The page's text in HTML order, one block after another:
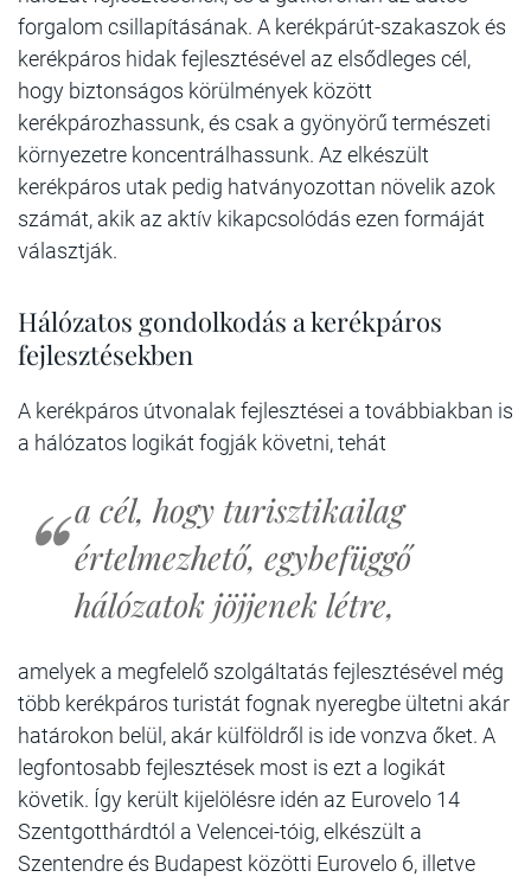
forgalom csillapításának. A kerékpárút-szakaszok és
kerékpáros hidak fejlesztésével az elsődleges cél,
hogy biztonságos körülmények között
kerékpározhassunk, és csak a gyönyörű természeti
környezetre koncentrálhassunk. Az elkészült
kerékpáros utak pedig hatványozottan növelik azok
számát, akik az aktív kikapcsolódás ezen formáját
választják.
Hálózatos gondolkodás a kerékpáros
fejlesztésekben
A kerékpáros útvonalak fejlesztései a továbbiakban is
a hálózatos logikát fogják követni, tehát
a cél, hogy turisztikailag
értelmezhető, egybefüggő
hálózatok jöjjenek létre,
amelyek a megfelelő szolgáltatás fejlesztésével még
több kerékpáros turistát fognak nyeregbe ültetni akár
határokon belül, akár külföldről is ide vonzva őket. A
legfontosabb fejlesztések most is ezt a logikát
követik. Így került kijelölésre idén az Eurovelo 14
Szentgotthárdtól a Velencei-tóig, elkészült a
Szentendre és Budapest közötti Eurovelo 6, illetve